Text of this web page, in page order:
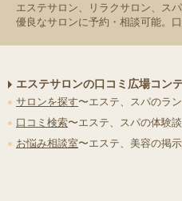
エステサロン、リラクサロン、ス
優良なサロンに予約・相談可能。
エステサロンの口コミ広場コン
サロンを探す〜エステ、スパのラ
口コミ検索〜エステ、スパの体験
お悩み相談室〜エステ、美容の掲